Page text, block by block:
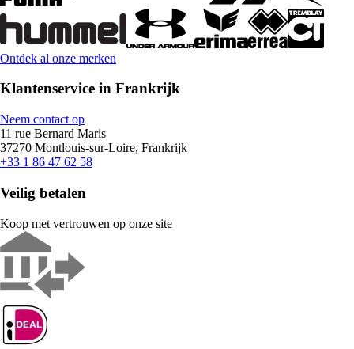
Ontdek al onze merken
Klantenservice in Frankrijk
Neem contact op
11 rue Bernard Maris
37270 Montlouis-sur-Loire, Frankrijk
+33 1 86 47 62 58
Veilig betalen
Koop met vertrouwen op onze site